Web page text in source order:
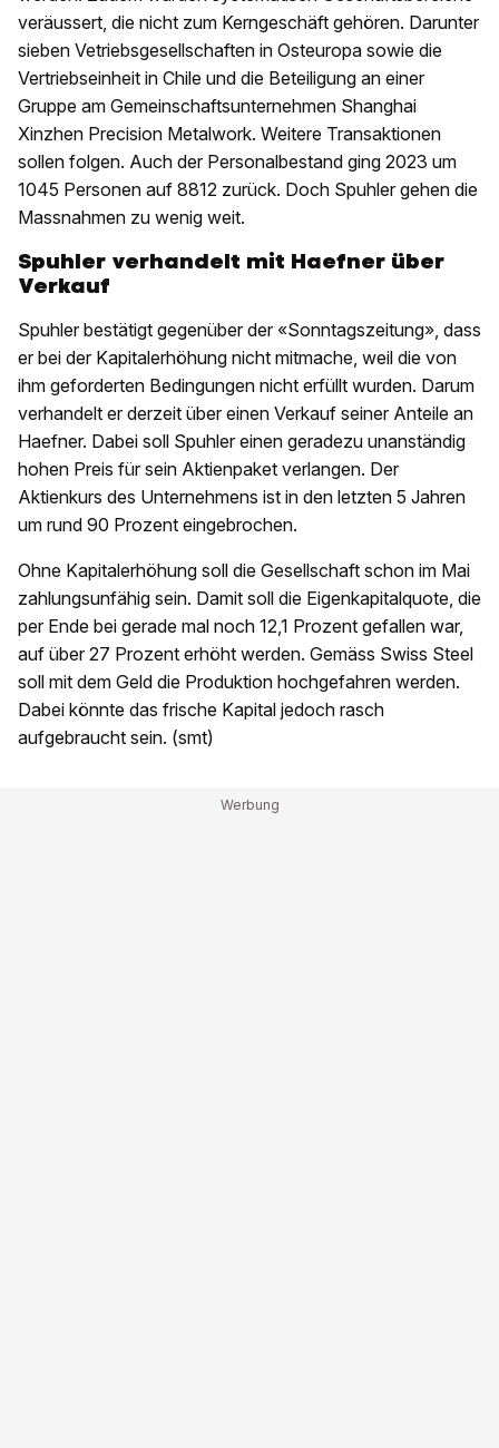
veräussert, die nicht zum Kerngeschäft gehören. Darunter
sieben Vetriebsgesellschaften in Osteuropa sowie die
Vertriebseinheit in Chile und die Beteiligung an einer
Gruppe am Gemeinschaftsunternehmen Shanghai
Xinzhen Precision Metalwork. Weitere Transaktionen
sollen folgen. Auch der Personalbestand ging 2023 um
1045 Personen auf 8812 zurück. Doch Spuhler gehen die
Massnahmen zu wenig weit.
Spuhler verhandelt mit Haefner über
Verkauf
Spuhler bestätigt gegenüber der «Sonntagszeitung», dass
er bei der Kapitalerhöhung nicht mitmache, weil die von
ihm geforderten Bedingungen nicht erfüllt wurden. Darum
verhandelt er derzeit über einen Verkauf seiner Anteile an
Haefner. Dabei soll Spuhler einen geradezu unanständig
hohen Preis für sein Aktienpaket verlangen. Der
Aktienkurs des Unternehmens ist in den letzten 5 Jahren
um rund 90 Prozent eingebrochen.
Ohne Kapitalerhöhung soll die Gesellschaft schon im Mai
zahlungsunfähig sein. Damit soll die Eigenkapitalquote, die
per Ende bei gerade mal noch 12,1 Prozent gefallen war,
auf über 27 Prozent erhöht werden. Gemäss Swiss Steel
soll mit dem Geld die Produktion hochgefahren werden.
Dabei könnte das frische Kapital jedoch rasch
aufgebraucht sein. (smt)